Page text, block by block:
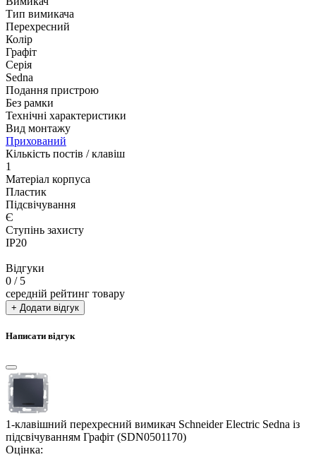
Тип вимикача
Перехресний
Колір
Графіт
Серія
Sedna
Подання пристрою
Без рамки
Технічні характеристики
Вид монтажу
Прихований
Кількість постів / клавіш
1
Матеріал корпуса
Пластик
Підсвічування
Є
Ступінь захисту
IP20
Відгуки
0 / 5
середній рейтинг товару
+ Додати відгук
Написати відгук
1-клавішний перехресний вимикач Schneider Electric Sedna із
підсвічуванням Графіт (SDN0501170)
Оцінка: